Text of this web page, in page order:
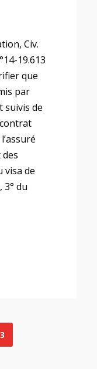
Civ.
19.613
que
par
suivis de
visa de
3° du
3